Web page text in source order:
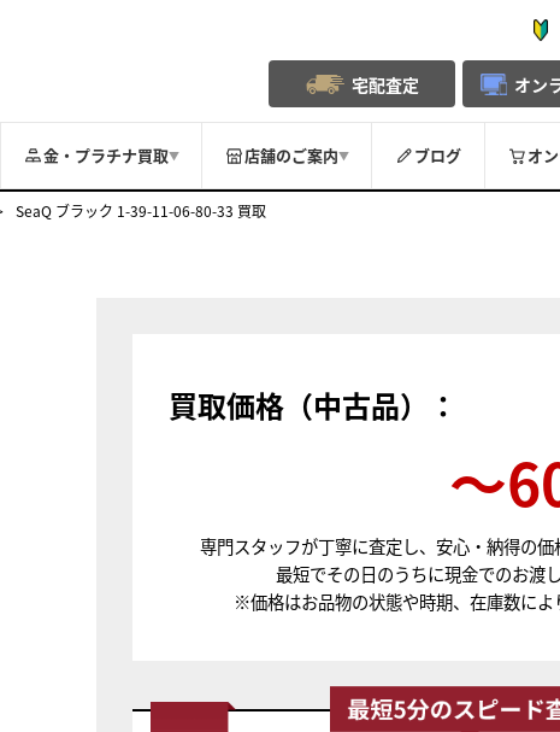
宅配査定 オン
金・プラチナ買取▼ 店舗のご案内▼ ブログ オ
SeaQ ブラック 1-39-11-06-80-33 買取
買取価格（中古品）：
〜
専門スタッフが丁寧に査定し、安心・納得の価
最短でその日のうちに現金でのお渡し
※価格はお品物の状態や時期、在庫数によ